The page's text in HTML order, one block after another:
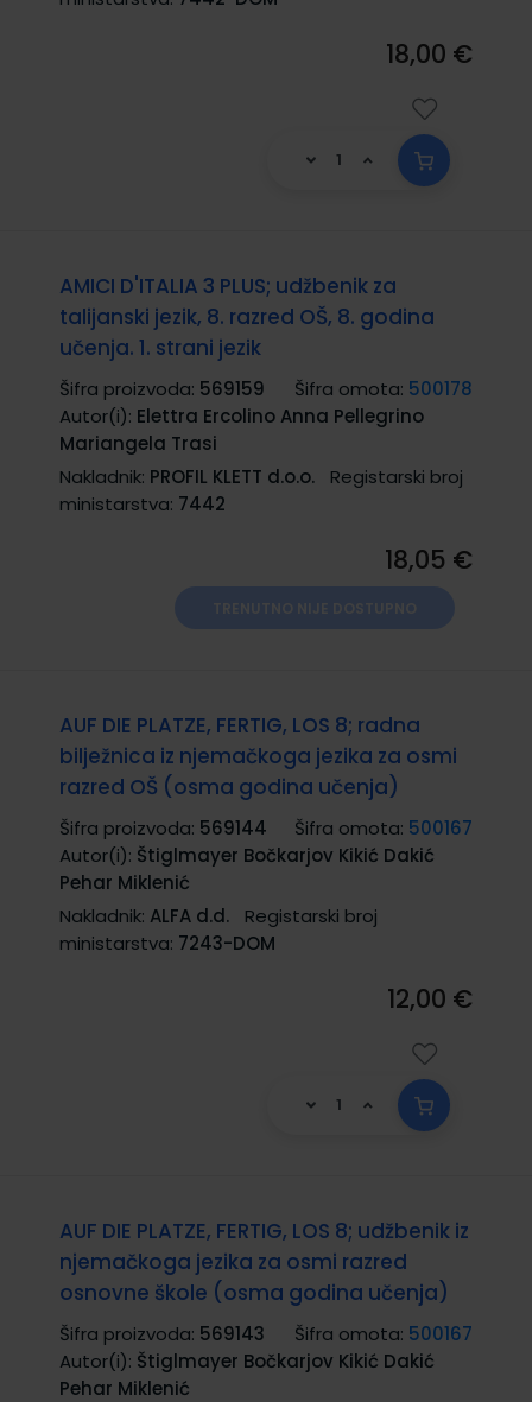
18,00 €
AMICI D'ITALIA 3 PLUS; udžbenik za
talijanski jezik, 8. razred OŠ, 8. godina
učenja. 1. strani jezik
Šifra proizvoda: 569159 Šifra omota: 500178
Autor(i): Elettra Ercolino Anna Pellegrino
Mariangela Trasi
Nakladnik: PROFIL KLETT d.o.o.
Registarski broj
ministarstva: 7442
18,05 €
AUF DIE PLATZE, FERTIG, LOS 8; radna
bilježnica iz njemačkoga jezika za osmi
razred OŠ (osma godina učenja)
Šifra proizvoda: 569144 Šifra omota: 500167
Autor(i): Štiglmayer Bočkarjov Kikić Dakić
Pehar Miklenić
Nakladnik: ALFA d.d.
Registarski broj
ministarstva: 7243-DOM
12,00 €
AUF DIE PLATZE, FERTIG, LOS 8; udžbenik iz
njemačkoga jezika za osmi razred
osnovne škole (osma godina učenja)
Šifra proizvoda: 569143 Šifra omota: 500167
Autor(i): Štiglmayer Bočkarjov Kikić Dakić
Pehar Miklenić